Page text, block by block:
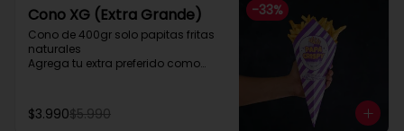
-33%
Cono XG (Extra Grande)
Cono de 400gr solo papitas fritas
naturales
Agrega tu extra preferido como
y mucho mas....
$3.990$5.990